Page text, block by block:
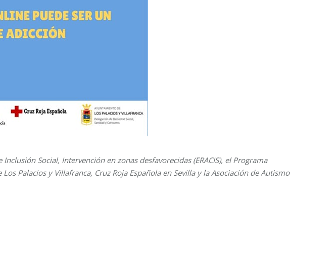
Social, Intervención en zonas desfavorecidas (ERACIS), el Programa
Palacios y Villafranca, Cruz Roja Española en Sevilla y la Asociación de Autismo